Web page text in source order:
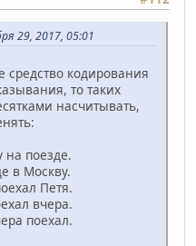
29, 2017, 05:01
средство кодирования
то таких
насчитывать,
на поезде.
в Москву.
Петя.
вчера.
поехал.